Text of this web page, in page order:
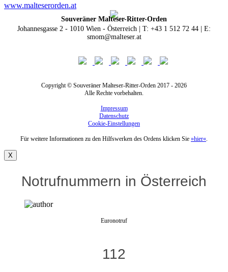
www.malteserorden.at
Souveräner Malteser-Ritter-Orden
Johannesgasse 2 - 1010 Wien - Österreich | T: +43 1 512 72 44 | E:
smom@malteser.at
Copyright © Souveräner Malteser-Ritter-Orden 2017 - 2026
Alle Rechte vorbehalten.
Impressum
Datenschutz
Cookie-Einstellungen
Für weitere Informationen zu den Hilfswerken des Ordens klicken Sie »hier«.
X
Notrufnummern in Österreich
Euronotruf
112